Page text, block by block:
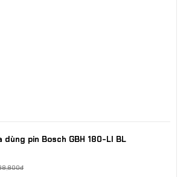
dùng pin Bosch GBH 180-LI BL